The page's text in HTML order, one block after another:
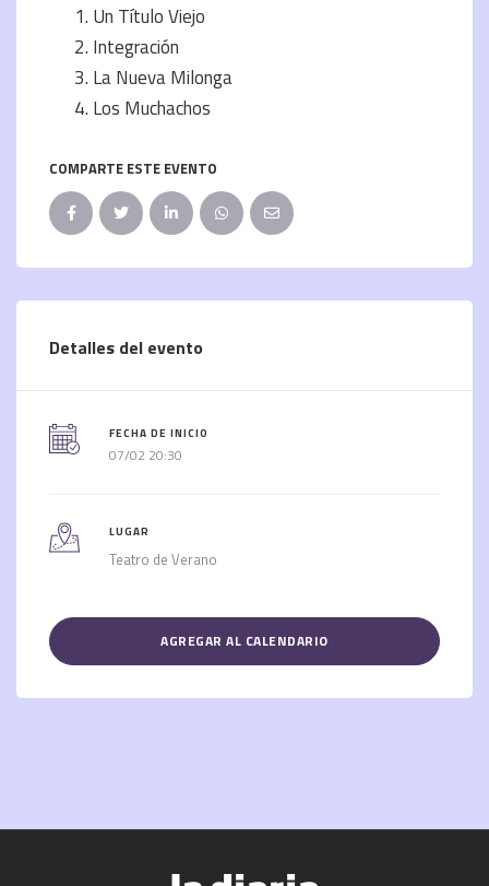
Un Título Viejo
Integración
La Nueva Milonga
Los Muchachos
COMPARTE ESTE EVENTO
Detalles del evento
FECHA DE INICIO
07/02 20:30
LUGAR
Teatro de Verano
AGREGAR AL CALENDARIO